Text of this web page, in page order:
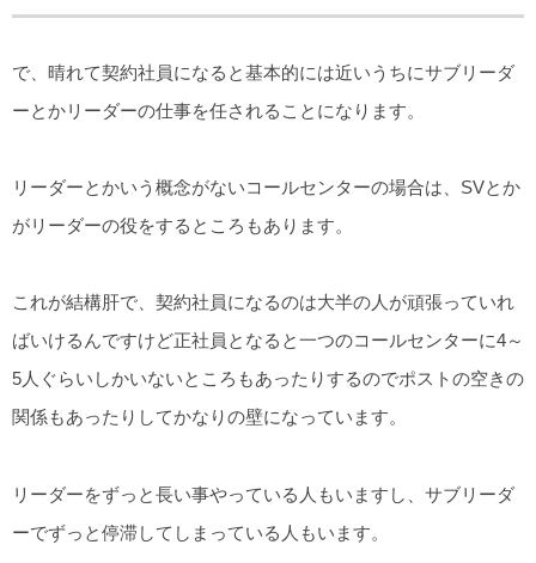
で、晴れて契約社員になると基本的には近いうちにサブリーダ
ーとかリーダーの仕事を任されることになります。
リーダーとかいう概念がないコールセンターの場合は、SVとか
がリーダーの役をするところもあります。
これが結構肝で、契約社員になるのは大半の人が頑張っていれ
ばいけるんですけど正社員となると一つのコールセンターに4～
5人ぐらいしかいないところもあったりするのでポストの空きの
関係もあったりしてかなりの壁になっています。
リーダーをずっと長い事やっている人もいますし、サブリーダ
ーでずっと停滞してしまっている人もいます。